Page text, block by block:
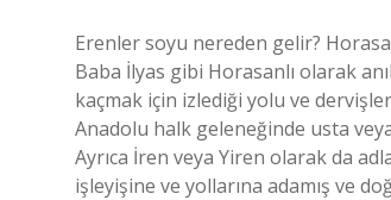
Erenler soyu nereden gelir?
Baba İlyas gibi Horasanlı olarak
kaçmak için izlediği yolu ve
Anadolu halk geleneğinde usta
Ayrıca İren veya Yiren olarak da
işleyişine ve yollarına adamış ve